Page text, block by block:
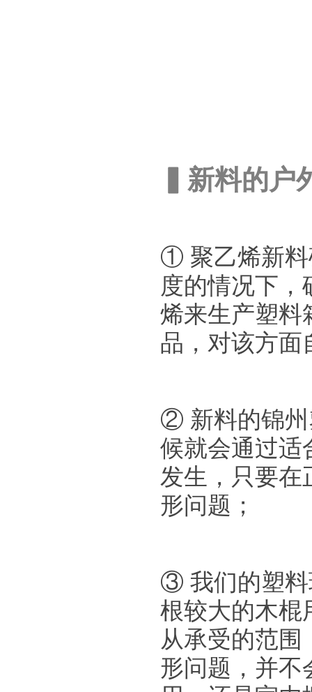
▍新料的户
① 聚乙烯新料
度的情况下
烯来生产塑料
品，对该方面
② 新料的锦州
候就会通过适
发生，只要在
形问题；
③ 我们的塑料
根较大的木棍
从承受的范
形问题，并不